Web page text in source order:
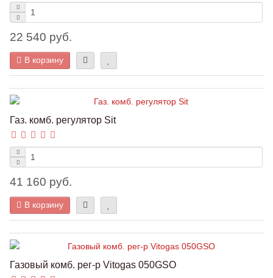
22 540 руб.
В корзину
Газ. комб. регулятор Sit
41 160 руб.
В корзину
Газовый комб. рег-р Vitogas 050GSO